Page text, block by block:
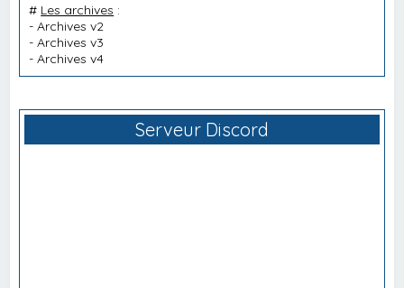
# Les archives :
-Archives v2
-Archives v3
-Archives v4
Serveur Discord